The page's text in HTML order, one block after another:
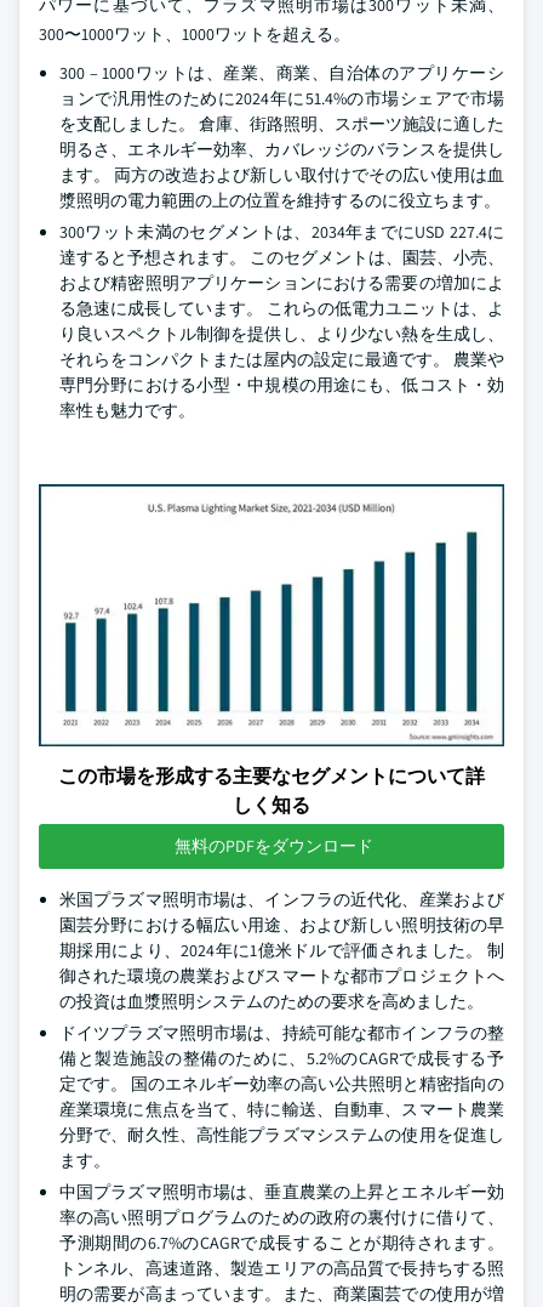
パワーに基づいて、プラズマ照明市場は300ワット未満、
300〜1000ワット、1000ワットを超える。
300 – 1000ワットは、産業、商業、自治体のアプリケーシ
ョンで汎用性のために2024年に51.4%の市場シェアで市場
を支配しました。 倉庫、街路照明、スポーツ施設に適した
明るさ、エネルギー効率、カバレッジのバランスを提供し
ます。 両方の改造および新しい取付けでその広い使用は血
漿照明の電力範囲の上の位置を維持するのに役立ちます。
300ワット未満のセグメントは、2034年までにUSD 227.4に
達すると予想されます。 このセグメントは、園芸、小売、
および精密照明アプリケーションにおける需要の増加によ
る急速に成長しています。 これらの低電力ユニットは、よ
り良いスペクトル制御を提供し、より少ない熱を生成し、
それらをコンパクトまたは屋内の設定に最適です。 農業や
専門分野における小型・中規模の用途にも、低コスト・効
率性も魅力です。
この市場を形成する主要なセグメントについて詳
しく知る
無料のPDFをダウンロード
米国プラズマ照明市場は、インフラの近代化、産業および
園芸分野における幅広い用途、および新しい照明技術の早
期採用により、2024年に1億米ドルで評価されました。 制
御された環境の農業およびスマートな都市プロジェクトへ
の投資は血漿照明システムのための要求を高めました。
ドイツプラズマ照明市場は、持続可能な都市インフラの整
備と製造施設の整備のために、5.2%のCAGRで成長する予
定です。 国のエネルギー効率の高い公共照明と精密指向の
産業環境に焦点を当て、特に輸送、自動車、スマート農業
分野で、耐久性、高性能プラズマシステムの使用を促進し
ます。
中国プラズマ照明市場は、垂直農業の上昇とエネルギー効
率の高い照明プログラムのための政府の裏付けに借りて、
予測期間の6.7%のCAGRで成長することが期待されます。
トンネル、高速道路、製造エリアの高品質で長持ちする照
明の需要が高まっています。また、商業園芸での使用が増